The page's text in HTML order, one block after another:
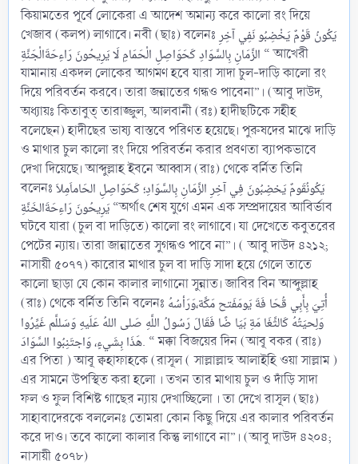
কিয়ামতের পূর্বে লোকেরা এ আদেশ অমান্য করে কালো রং দিয়ে
খেজাব (কলপ) লাগাবে। নবী (ছাঃ) বলেনঃ يَكُونُ قَوْمٌ يَخْضِبُو نَفِي آخِرِ
الزَّمَانِ بِالسَّوَادِ كَحَوَاصِلِ الْحَمَامِ لَا يَرِيحُونَ رَاءِحَةَالْجَنَّةِ “ আখেরী
যামানায় একদল লোকের আগমণ হবে যারা সাদা চুল-দাড়ি কালো রং
দিয়ে পরিবর্তন করবে। তারা জন্নাতের গন্ধও পাবেনা”। (আবু দাউদ,
অধ্যায়ঃ কিতাবুত্ তারাজ্জুল, আলবানী (রঃ) হাদীছটিকে সহীহ
বলেছেন) হাদীছের ভাষ্য বাস্তবে পরিণত হয়েছে। পুরুষদের মাঝে দাড়ি
ও মাথার চুল কালো রং দিয়ে পরিবর্তন করার প্রবণতা ব্যাপকভাবে
দেখা দিয়েছে। আব্দুল্লাহ ইবনে আব্বাস (রাঃ) থেকে বর্নিত তিনি
বলেনঃ يَكُونُقَومٌ يَخضِبُونَ فِي آخِرِ الزَّمَانِ بِالسَّوَادِ؛ كَحَوَاصِلِ الحَاماَمِلاَ
يَرِيحُونَ رَاءِحَةَالخَنَّةِ “অর্থাৎ শেষ যুগে এমন এক সম্প্রদায়ের আবির্ভাব
ঘটবে যারা (চুল বা দাড়িতে) কালো রং লাগাবে। যা দেখেতে কবুতরের
পেটের ন্যায়। তারা জান্নাতের সুগন্ধও পাবে না”। ( আবু দাউদ ৪২১২;
নাসায়ী ৫০৭৭) কারোর মাথার চুল বা দাড়ি সাদা হয়ে গেলে তাতে
কালো ছাড়া যে কোন কালার লাগানো সুন্নাত। জাবির বিন আব্দুল্লাহ
(রাঃ) থেকে বর্নিত তিনি বলেনঃ أُتِيَ بِأَبِي قُحَا فَةَ يَومَفَتح مَكَّة،وَرَأسُهُ
وَلِحيَتُهُ كَالثَّغَا مَةِ بَيَا ضًا فَقَالَ رَسُولُ اللَّهِ صَلى اللهُ عَلَيهِ وَسَللَّم غَيِّرُوا
هَذَا بِشَيءٍ، وَاجتَنِبُوا السَّوَادَ. “ মক্কা বিজয়ের দিন (আবূ বকর (রাঃ)
এর পিতা ) আবূ ক্বহাফাহকে (রাসূল ( সাল্লাল্লাহু আলাইহি ওয়া সাল্লাম )
এর সামনে উপস্থিত করা হলো । তখন তার মাথায় চুল ও দাঁড়ি সাদা
ফল ও ফুল বিশিষ্ট গাছের ন্যায় দেখাচ্ছিলো । তা দেখে রাসূল (ছাঃ)
সাহাবাদেরকে বললেনঃ তোমরা কোন কিছু দিয়ে এর কালার পরিবর্তন
করে দাও। তবে কালো কালার কিন্তু লাগাবে না”। (আবু দাউদ ৪২০৪;
নাসায়ী ৫০৭৮)